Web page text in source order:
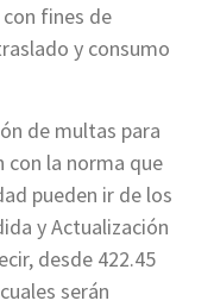
fines de
y consumo
de multas para
con la norma que
pueden ir de los
y Actualización
desde 422.45
serán